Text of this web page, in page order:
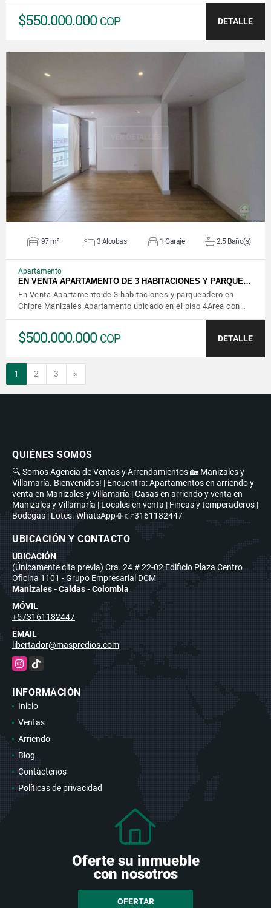
$550.000.000 COP DETALLE
97 m² 3 Alcobas 1 Garaje 2.5 Baño(s)
Apartamento
EN VENTA APARTAMENTO DE 3 HABITACIONES Y PARQUE…
En Venta Apartamento de 3 habitaciones y parqueadero en
Chipre Manizales Apartamento ubicado en el piso 4Area con…
$500.000.000 COP DETALLE
1 2 3 »
QUIÉNES SOMOS
🔍 Somos Agencia de Ventas y Arrendamientos 🏡 Manizales y
Villamaría. Bienvenidos! | Encuentra: Apartamentos en arriendo y
venta en Manizales y Villamaría | Casas en arriendo y venta en
Manizales y Villamaría | Locales en venta | Fincas y temperaderos |
Bodegas | Lotes. WhatsApp📳👉3161182447
UBICACIÓN Y CONTACTO
UBICACIÓN
(Únicamente cita previa) Cra. 24 # 22-02 Edificio Plaza Centro
Oficina 1101 - Grupo Empresarial DCM
Manizales - Caldas - Colombia
MÓVIL
+573161182447
EMAIL
libertador@maspredios.com
Instagram
TikTok
INFORMACIÓN
Inicio
Ventas
Arriendo
Blog
Contáctenos
Políticas de privacidad
Oferte su inmueble
con nosotros
OFERTAR